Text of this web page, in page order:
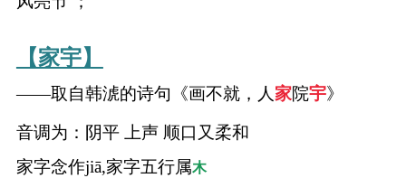
【家宇】
——取自韩淲的诗句《画不就，人家院宇》
音调为：阴平 上声 顺口又柔和
家字念作jiā,家字五行属木